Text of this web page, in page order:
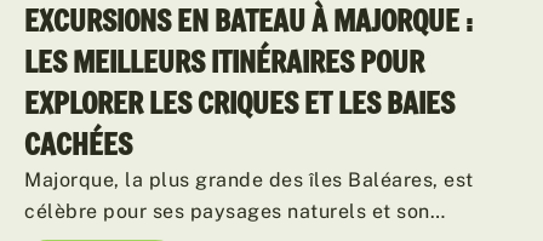
EXCURSIONS EN BATEAU À MAJORQUE :
LES MEILLEURS ITINÉRAIRES POUR
EXPLORER LES CRIQUES ET LES BAIES
CACHÉES
Majorque, la plus grande des îles Baléares, est
célèbre pour ses paysages naturels et son…